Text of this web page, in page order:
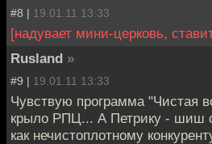
#8 | 19.01.11 13:33
[надувает мини-церковь,
Rusland »
#9 | 19.01.11 13:33
Чувствую программа "Чистая
крыло РПЦ... А Петрику - шиш
как нечистоплотному